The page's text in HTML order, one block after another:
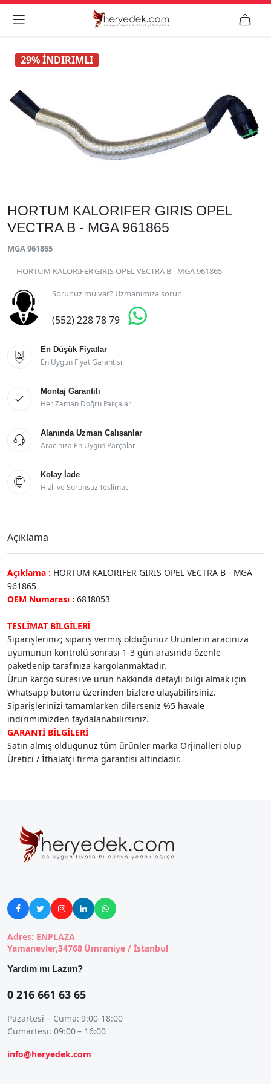
 
29% İNDIRIMLI
HORTUM KALORIFER GIRIS OPEL
VECTRA B - MGA 961865
MGA 961865
HORTUM KALORIFER GIRIS OPEL VECTRA B - MGA 961865
Sorunuz mu var? Uzmanımıza sorun
(552) 228 78 79 

En Düşük Fiyatlar
En Uygun Fiyat Garantisi

Montaj Garantili
Her Zaman Doğru Parçalar

Alanında Uzman Çalışanlar
Aracınıza En Uygun Parçalar

Kolay İade
Hızlı ve Sorunsuz Teslimat
Açıklama
Açıklama : HORTUM KALORIFER GIRIS OPEL VECTRA B - MGA
961865
OEM Numarası : 6818053
TESLİMAT BİLGİLERİ
Siparişleriniz; sipariş vermiş olduğunuz Ürünlerin aracınıza
uyumunun kontrolü sonrası 1-3 gün arasında özenle
paketlenip tarafınıza kargolanmaktadır.
Ürün kargo süresi ve ürün hakkında detaylı bilgi almak için
Whatsapp butonu üzerinden bizlere ulaşabilirsiniz.
Siparişlerinizi tamamlarken dilerseniz %5 havale
indirimimizden faydalanabilirsiniz.
GARANTİ BİLGİLERİ
Satın almış olduğunuz tüm ürünler marka Orjinalleri olup
Üretici / İthalatçı firma garantisi altındadır.
    
Adres: ENPLAZA
Yamanevler,34768 Ümraniye / İstanbul
Yardım mı Lazım?
0 216 661 63 65
Pazartesi – Cuma: 9:00-18:00
Cumartesi: 09:00 – 16:00
info@heryedek.com